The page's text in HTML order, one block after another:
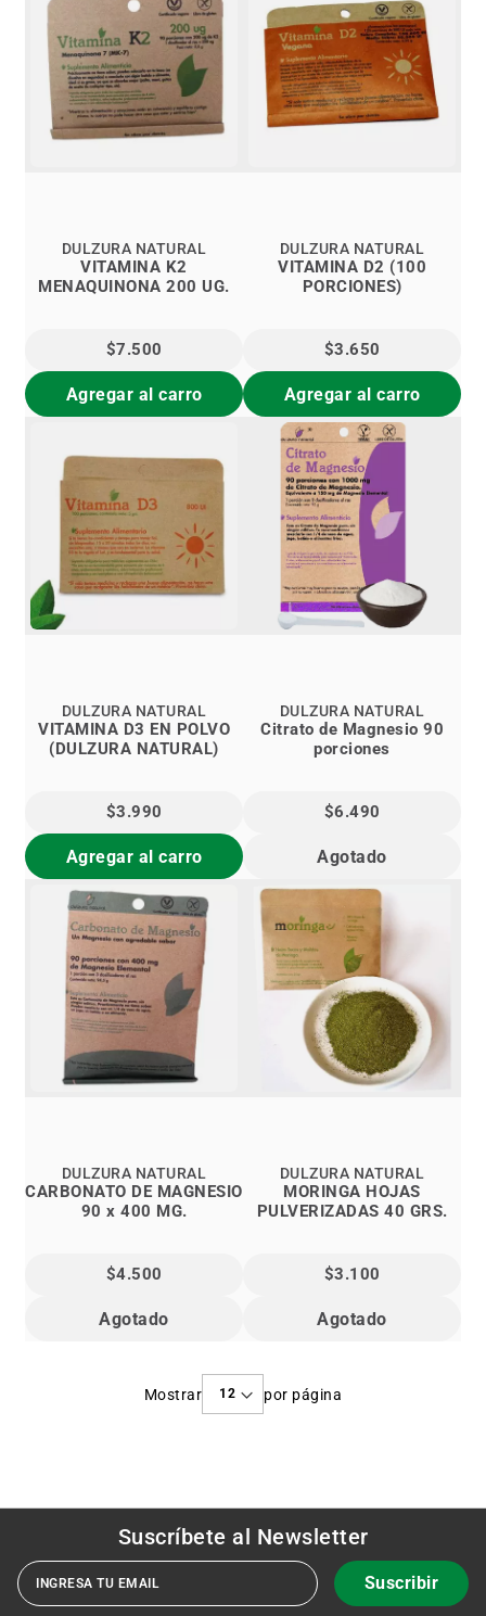
VITAMINA K2
MENAQUINONA 200 UG.
DULZURA NATURAL
$7.500
Agregar al carro
VITAMINA D2 (100
PORCIONES)
DULZURA NATURAL
$3.650
Agregar al carro
VITAMINA D3 EN POLVO
(DULZURA NATURAL)
DULZURA NATURAL
$3.990
Agregar al carro
Citrato de Magnesio 90
porciones
DULZURA NATURAL
$6.490
Agotado
CARBONATO DE MAGNESIO
90 x 400 MG.
DULZURA NATURAL
$4.500
Agotado
MORINGA HOJAS
PULVERIZADAS 40 GRS.
DULZURA NATURAL
$3.100
Agotado
Mostrar por página
Suscríbete al Newsletter
Suscribir